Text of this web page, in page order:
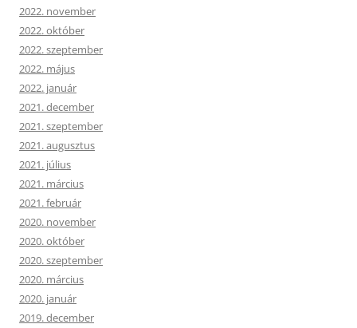
2022. november
2022. október
2022. szeptember
2022. május
2022. január
2021. december
2021. szeptember
2021. augusztus
2021. július
2021. március
2021. február
2020. november
2020. október
2020. szeptember
2020. március
2020. január
2019. december